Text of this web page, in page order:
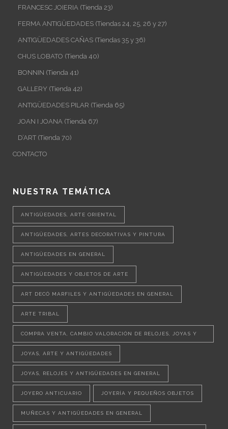
FRANCESC JOIERIA (Tienda 23)
FERMA ANTIGÜEDADES (Tiendas 24, 25, 26 y 27)
ANTIGÜEDADES CAÑAS (Tiendas 35 y 36)
CHUS LOBATO (Tienda 40)
BONNIN (Tienda 41)
GALLERY (Tienda 42)
ANTIGÜEDADES PILAR (Tienda 65)
JOAN I JOANA (Tienda 67)
D’ART (Tienda 70)
CONTACTO
NUESTRA TEMÁTICA
ANTIGÜEDADES, ARTE ORIENTAL
ANTIGÜEDADES, ARTES DECORATIVAS Y PINTURA
ANTIGÜEDADES EN GENERAL
ANTIGÜEDADES Y OBJETOS DE ARTE
ART DECÓ MARFILES Y ANTIGÜEDADES EN GENERAL
ARTE TRIBAL
COMPRA VENTA, CAMBIO VALORACIÓN DE RELOJES, JOYAS Y
JOYAS, ARTE Y ANTIGÜEDADES
JOYAS, RELOJES Y ANTIGÜEDADES EN GENERAL
JOYERO ANTICUARIO JOYERÍA Y PEQUEÑOS OBJETOS
MUÑECAS Y ANTIGÜEDADES EN GENERAL